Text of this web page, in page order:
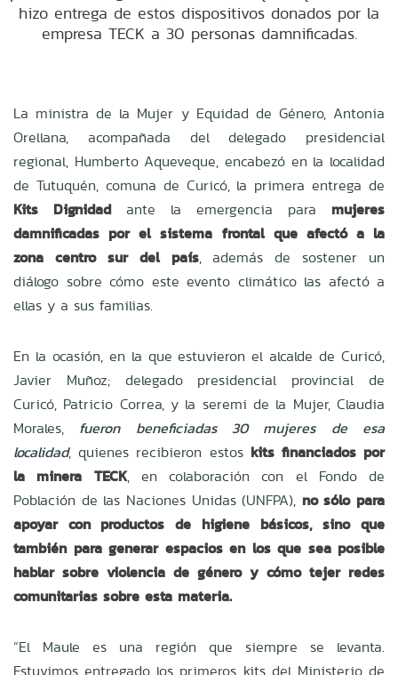
hizo entrega de estos dispositivos donados por la
empresa TECK a 30 personas damnificadas.
La ministra de la Mujer y Equidad de Género, Antonia
Orellana, acompañada del delegado presidencial
regional, Humberto Aqueveque, encabezó en la localidad
de Tutuquén, comuna de Curicó, la primera entrega de
Kits Dignidadante la emergencia para mujeres
damnificadas por el sistema frontal que afectó a la
zona centro sur del país, además de sostener un
diálogo sobre cómo este evento climático las afectó a
ellas y a sus familias.
En la ocasión, en la que estuvieron el alcalde de Curicó,
Javier Muñoz; delegado presidencial provincial de
Curicó, Patricio Correa, y la seremi de la Mujer, Claudia
Morales, fueron beneficiadas 30 mujeres de esa
localidad, quienes recibieron estoskits financiados por
la minera TECK, en colaboración con el Fondo de
Población de las Naciones Unidas (UNFPA), no sólo para
apoyar con productos de higiene básicos, sino que
también para generar espacios en los que sea posible
hablar sobre violencia de género y cómo tejer redes
comunitarias sobre esta materia.
“El Maule es una región que siempre se levanta.
Estuvimos entregado los primeros kits del Ministerio de